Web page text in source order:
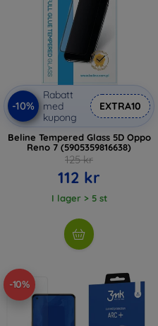
-10%
Rabatt
med
kupong
EXTRA10
Beline Tempered Glass 5D Oppo
Reno 7 (5905359816638)
125 kr
112 kr
I lager > 5 st
-10%